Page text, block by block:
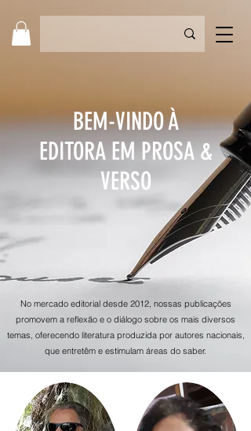
BEM-VINDO À
EDITORA EM PROSA &
VERSO
No mercado editorial desde 2012, nossas publicações
promovem a reflexão e o diálogo sobre os mais diversos
temas, oferecendo literatura produzida por autores nacionais,
que entretêm e estimulam áreas do saber.